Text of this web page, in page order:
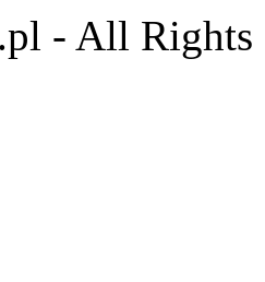
- All Rights